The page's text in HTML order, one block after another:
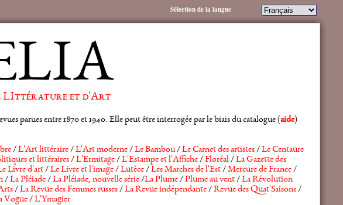
LIttérature et d'Art
parues entre 1870 et 1940. Elle peut être interrogée par le biais du catalogue (aide)
/L'Art littéraire/L'Art moderne/Le Bambou/Le Carnet des artistes/Le Centaure
et littéraires/L'Ermitage/L'Estampe et l'Affiche/Floréal/La Gazette des
Livre d'art/Le Livre et l'image/Lutèce/Les Marches de l'Est/Mercure de France/
/La Pléiade/La Pléiade, nouvelle série/La Plume/Plume au vent/La Révolution
/La Revue des Femmes russes/La Revue indépendante/Revue des Quat'Saisons/
Vogue/L'Ymagier
Sélection de la langue